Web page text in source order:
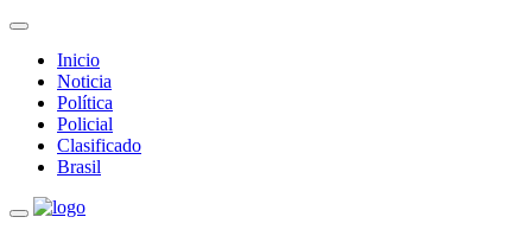
Inicio
Noticia
Política
Policial
Clasificado
Brasil